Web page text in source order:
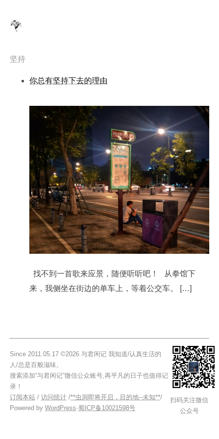
坚持
你总有坚持下去的理由
找不到一首歌来应景，随便听听吧！ 从拳馆下
来，我侧坐在街边的单车上，等着公交车。 […]
Since 2011.05.17 ©2026 与君闲记 我知道/认真生活的
人/总是百般滋味。
搜索添加“与君闲记”微信公众账号,再平凡的日子也值得记
录！
订阅本站 / 访问统计 /**虫洞即将开启，目的地--未知**/
Powered by WordPress·蜀ICP备10021598号
扫码关注微信
公众号